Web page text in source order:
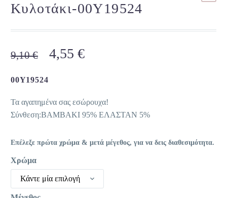
Κυλοτάκι-00Y19524
9,10€
Original
9,10 €.
4,55 €Η
είναι:
4,55 €.
00Y19524
Τα αγαπημένα σας εσώρουχα!
Σύνθεση:ΒΑΜΒΑΚΙ 95% ΕΛΑΣΤΑΝ 5%
Επέλεξε πρώτα χρώμα & μετά μέγεθος, για να δεις διαθεσιμότητα.
Χρώμα
Κάντε μία επιλογή